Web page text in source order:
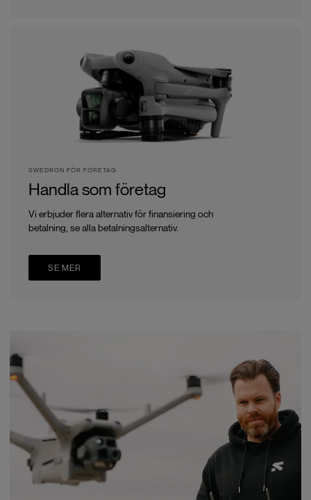
SWEDRON FÖR FÖRETAG
Handla som företag
Vi erbjuder flera alternativ för finansiering och
betalning, se alla betalningsalternativ.
SE MER